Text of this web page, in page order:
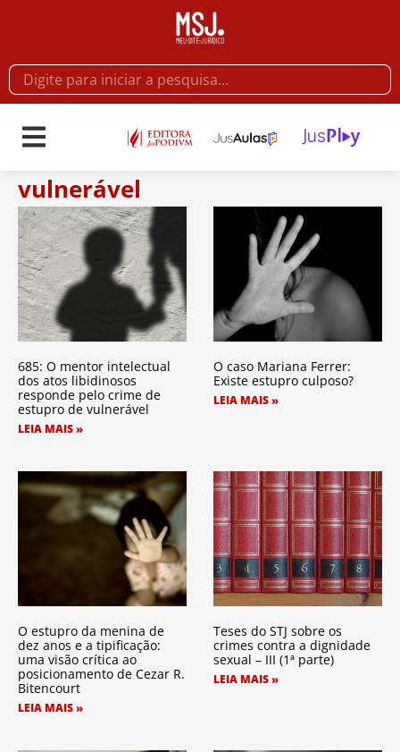
vulnerável
685: O mentor intelectual
dos atos libidinosos
responde pelo crime de
estupro de vulnerável
LEIA MAIS »
O caso Mariana Ferrer:
Existe estupro culposo?
LEIA MAIS »
O estupro da menina de
dez anos e a tipificação:
uma visão crítica ao
posicionamento de Cezar R.
Bitencourt
LEIA MAIS »
Teses do STJ sobre os
crimes contra a dignidade
sexual – III (1ª parte)
LEIA MAIS »